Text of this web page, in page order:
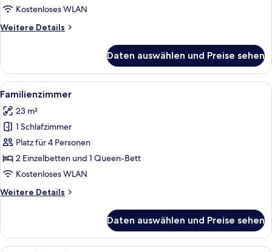
Kostenloses WLAN
Weitere Details
Weitere
(Plus)
Daten auswählen und Preise sehen
Alle
Fotos
für
Familienzimmer
anzeigen
Ein modernes Hotelzimmer mit
5
Familienzimmer
23 m²
1 Schlafzimmer
Platz für 4 Personen
2 Einzelbetten und 1 Queen-Bett
Kostenloses WLAN
Weitere Details
Weitere
Daten auswählen und Preise sehen